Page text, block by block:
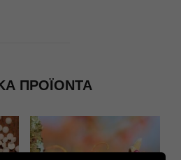
ΠΡΟΪΌΝΤΑ